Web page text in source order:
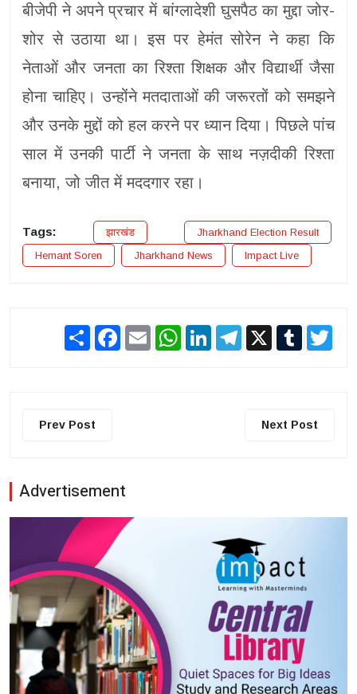
बीजेपी ने अपने प्रचार में बांग्लादेशी घुसपैठ का मुद्दा जोर-
शोर से उठाया था। इस पर हेमंत सोरेन ने कहा कि
नेताओं और जनता का रिश्ता शिक्षक और विद्यार्थी जैसा
होना चाहिए। उन्होंने मतदाताओं की जरूरतों को समझने
और उनके मुद्दों को हल करने पर ध्यान दिया। पिछले पांच
साल में उनकी पार्टी ने जनता के साथ नज़दीकी रिश्ता
बनाया, जो जीत में मददगार रहा।
Tags: झारखंड
Jharkhand Election Result
Hemant Soren
Jharkhand News Impact Live
Share Facebook
Email WhatsAppLinkedInTelegram
X Tumblr
Prev Post Next Post
Advertisement